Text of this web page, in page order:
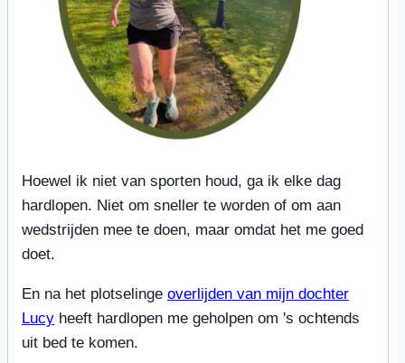
Hoewel ik niet van sporten houd, ga ik elke dag
hardlopen. Niet om sneller te worden of om aan
wedstrijden mee te doen, maar omdat het me goed
doet.
En na het plotselinge overlijden van mijn dochter
Lucy heeft hardlopen me geholpen om 's ochtends
uit bed te komen.